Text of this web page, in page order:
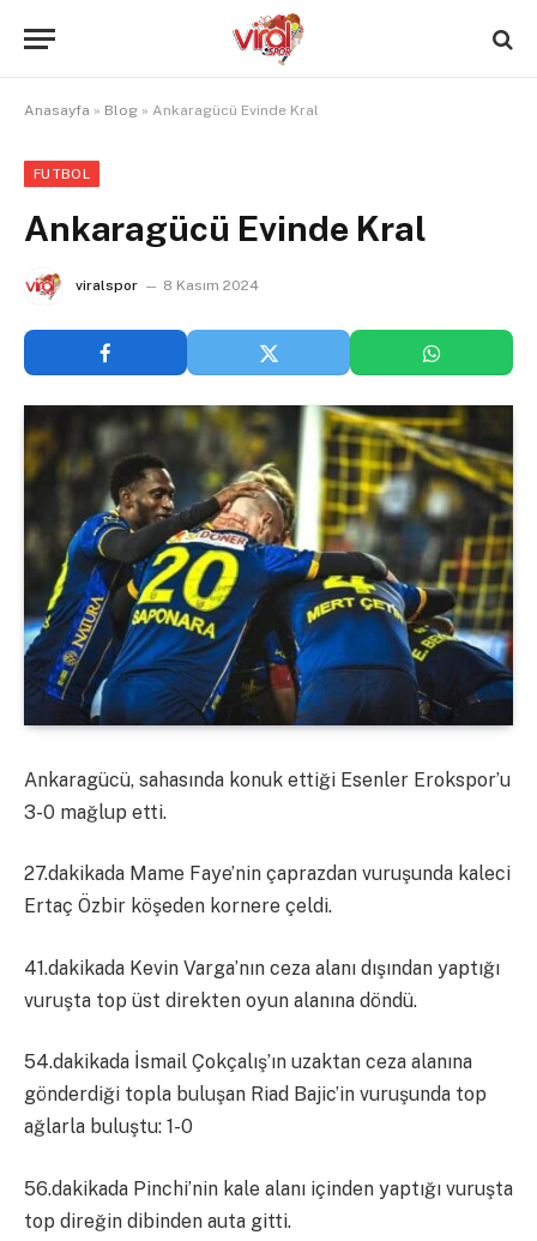
Anasayfa » Blog » Ankaragücü Evinde Kral
FUTBOL
Ankaragücü Evinde Kral
viralspor 8 Kasım 2024
Ankaragücü, sahasında konuk ettiği Esenler Erokspor’u
3-0 mağlup etti.
27.dakikada Mame Faye’nin çaprazdan vuruşunda kaleci
Ertaç Özbir köşeden kornere çeldi.
41.dakikada Kevin Varga’nın ceza alanı dışından yaptığı
vuruşta top üst direkten oyun alanına döndü.
54.dakikada İsmail Çokçalış’ın uzaktan ceza alanına
gönderdiği topla buluşan Riad Bajic’in vuruşunda top
ağlarla buluştu: 1-0
56.dakikada Pinchi’nin kale alanı içinden yaptığı vuruşta
top direğin dibinden auta gitti.